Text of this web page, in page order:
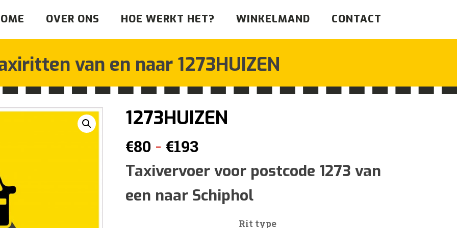
OVER ONS HOE WERKT HET? WINKELMAND CONTACT
van en naar 1273HUIZEN
1273HUIZEN
€80 - €193Prijsklasse:
€80
tot
Taxivervoer voor postcode 1273 van
een naar Schiphol
Rit type